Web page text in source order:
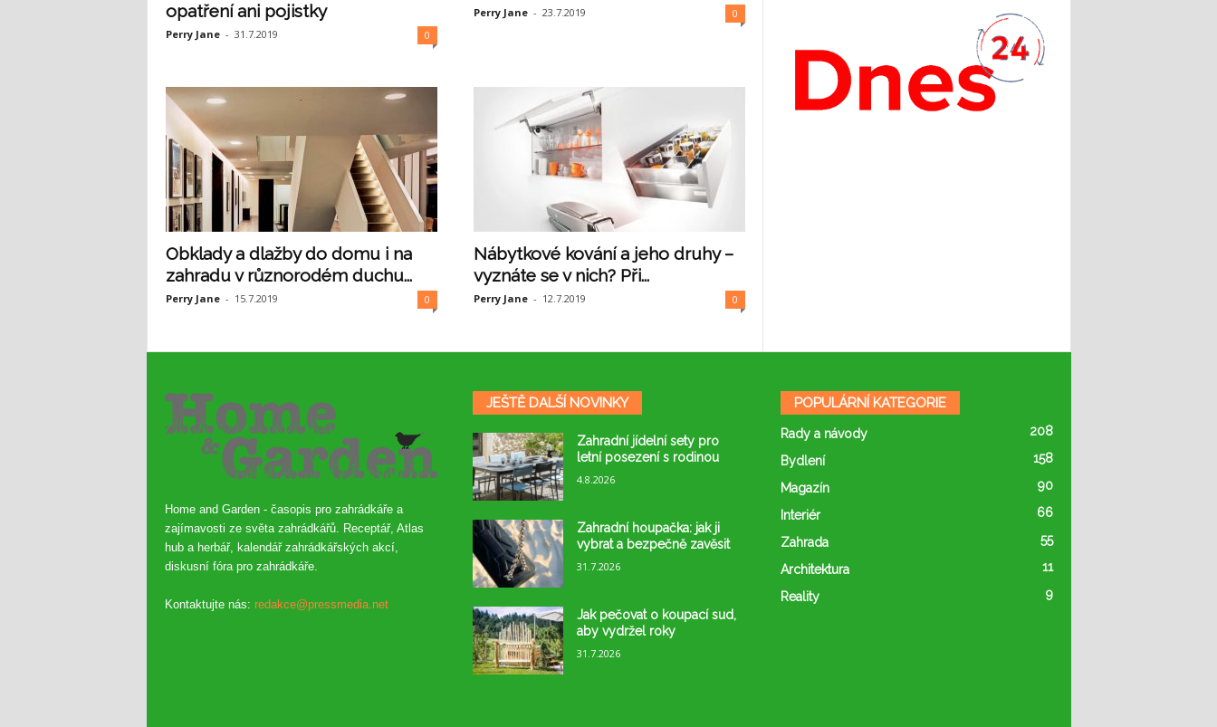
opatření ani pojistky
Perry Jane - 31.7.2019 0
Perry Jane - 23.7.2019 0
Obklady a dlažby do domu i na
zahradu v různorodém duchu...
Perry Jane - 15.7.2019 0
Nábytkové kování a jeho druhy –
vyznáte se v nich? Při...
Perry Jane - 12.7.2019 0
Home and Garden - časopis pro zahrádkáře a
zajímavosti ze světa zahrádkářů. Receptář, Atlas
hub a herbář, kalendář zahrádkářských akcí,
diskusní fóra pro zahrádkáře.
Kontaktujte nás: redakce@pressmedia.net
JEŠTĚ DALŠÍ NOVINKY
Zahradní jídelní sety pro
letní posezení s rodinou
4.8.2026
Zahradní houpačka: jak ji
vybrat a bezpečně zavěsit
31.7.2026
Jak pečovat o koupací sud,
aby vydržel roky
31.7.2026
POPULÁRNÍ KATEGORIE
Rady a návody 208
Bydlení 158
Magazín 90
Interiér 66
Zahrada 55
Architektura 11
Reality 9